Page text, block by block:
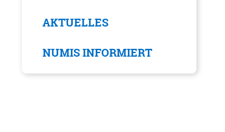
AKTUELLES
NUMIS INFORMIERT